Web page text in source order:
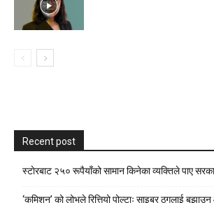
Recent post
स्टाेरबाट २५० रूपैयाँको सामान किनेका व्यक्तिले पाए
‘कमिशन’ को लोभले रित्तियो पोल्टाः साइबर ठगलाई